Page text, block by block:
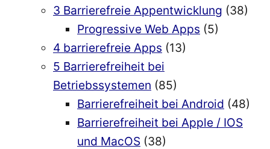
3 Barrierefreie Appentwicklung (38)
Progressive Web Apps (5)
4 barrierefreie Apps (13)
5 Barrierefreiheit bei
Betriebssystemen (85)
Barrierefreiheit bei Android (48)
Barrierefreiheit bei Apple / IOS
und MacOS (38)